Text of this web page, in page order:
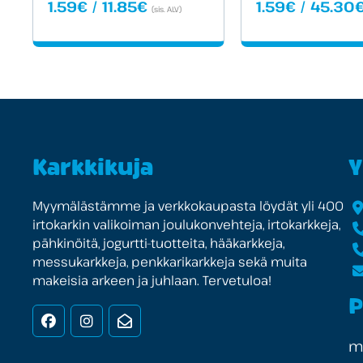
1.59€ / 11.85€Hintaluokka:
11.85€
(sis. ALV) 1.59€ / 45.30
Karkkikuja
Myymälästämme ja verkkokaupasta löydät yli 400
irtokarkin valikoiman joulukonvehteja, irtokarkkeja,
pähkinöitä, jogurtti-tuotteita, hääkarkkeja,
messukarkkeja, penkkarikarkkeja sekä muita
makeisia arkeen ja juhlaan. Tervetuloa!
FacebookInstagramUutiskirje